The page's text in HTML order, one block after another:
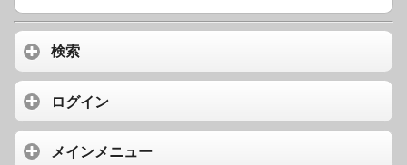
検索
ログイン
メインメニュー